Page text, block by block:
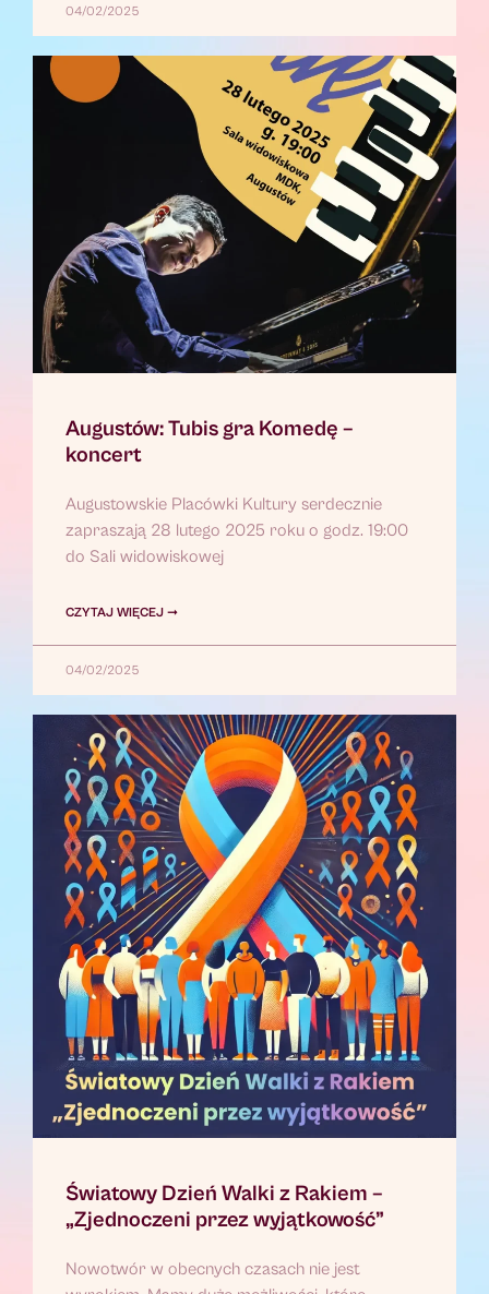
04/02/2025
Augustów: Tubis gra Komedę –
koncert
Augustowskie Placówki Kultury serdecznie
zapraszają 28 lutego 2025 roku o godz. 19:00
do Sali widowiskowej
CZYTAJ WIĘCEJ ➞
04/02/2025
Światowy Dzień Walki z Rakiem –
„Zjednoczeni przez wyjątkowość”
Nowotwór w obecnych czasach nie jest